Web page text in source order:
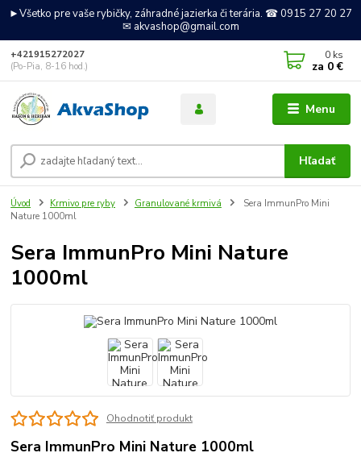
►Všetko pre vaše rybičky, záhradné jazierka či terária. ☎ 0915 27 20 27
✉ akvashop@gmail.com
Menu
Hľadať
+421915272027
(Po-Pia, 8-16 hod.)
0 ks
za 0 €
Úvod Krmivo pre ryby Granulované krmivá
Sera ImmunPro Mini
Nature 1000ml
Sera ImmunPro Mini Nature
1000ml
Ohodnotiť produkt
Sera ImmunPro Mini Nature 1000ml